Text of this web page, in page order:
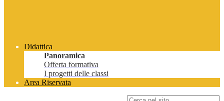
Didattica
Panoramica
Offerta formativa
I progetti delle classi
Area Riservata